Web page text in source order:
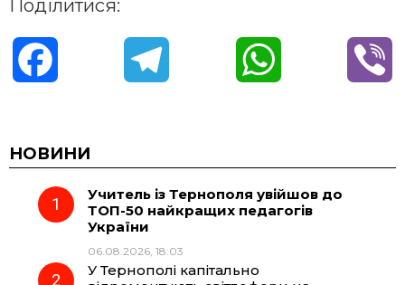
Поділитися:
c
e e t
НОВИНИ
Учитель із Тернополя увійшов до
ТОП-50 найкращих педагогів
України
06.08.2026, 18:03
У Тернополі капітально